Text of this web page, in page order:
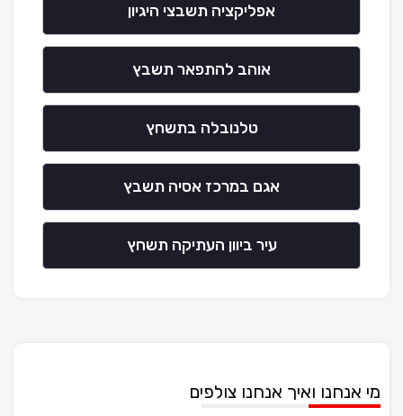
אפליקציה תשבצי היגיון
אוהב להתפאר תשבץ
טלנובלה בתשחץ
אגם במרכז אסיה תשבץ
עיר ביוון העתיקה תשחץ
מי אנחנו ואיך אנחנו צולפים